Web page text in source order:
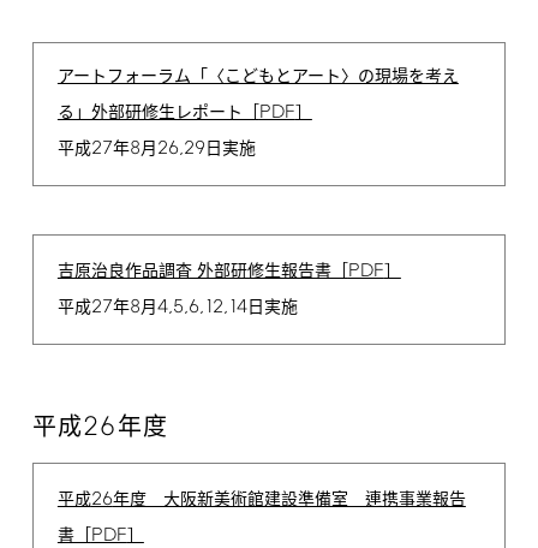
アートフォーラム「〈こどもとアート〉の現場を考え
る」外部研修生レポート［ PDF
平成27年8月 26,29日実施
吉原治良作品調査 外部研修生報告書［ PDF
平成27年8月4,5,6,12,14日実施
平成26年度
平成26年度 大阪新美術館建設準備室 連携事業報告
書［ PDF